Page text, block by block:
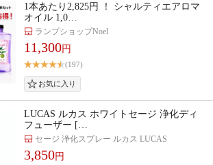
1本あたり2,825円 ！ シャルティエアロマ
オイル 1,0…
ランプショップNoel
11,300円
(197)
LUCAS ルカス ホワイトセージ 浄化ディ
フューザー […
セージ 浄化スプレー ルカス LUCAS
3,850円